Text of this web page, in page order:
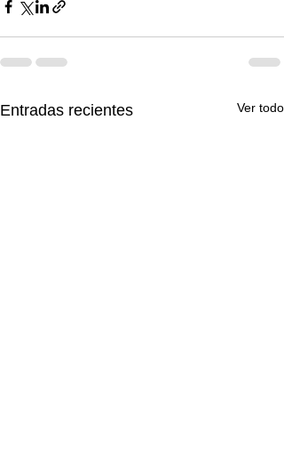
Entradas recientes Ver todo